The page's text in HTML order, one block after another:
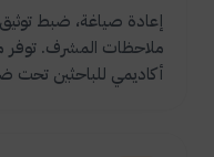
إعادة صياغة، ضبط
ملاحظات المشرف. توفر
أكاديمي للباحثين تحت